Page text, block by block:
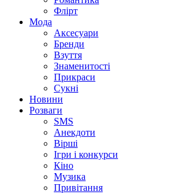
Флірт
Мода
Аксесуари
Бренди
Взуття
Знаменитості
Прикраси
Сукні
Новини
Розваги
SMS
Анекдоти
Вірші
Ігри і конкурси
Кіно
Музика
Привітання